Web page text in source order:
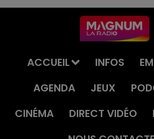
ACCUEIL INFOS
AGENDA
JEUX
CINÉMA
DIRECT VIDÉO